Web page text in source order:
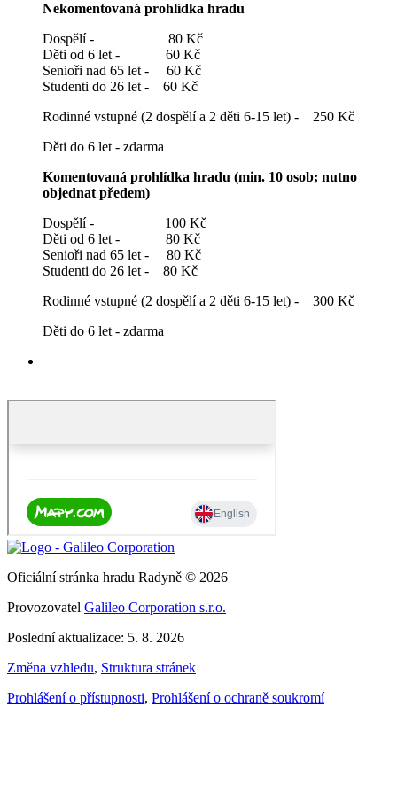
Nekomentovaná prohlídka hradu
Dospělí - 80 Kč
Děti od 6 let - 60 Kč
Senioři nad 65 let - 60 Kč
Studenti do 26 let - 60 Kč
Rodinné vstupné (2 dospělí a 2 děti 6-15 let) - 250 Kč
Děti do 6 let - zdarma
Komentovaná prohlídka hradu (min. 10 osob; nutno
objednat předem)
Dospělí - 100 Kč
Děti od 6 let - 80 Kč
Senioři nad 65 let - 80 Kč
Studenti do 26 let - 80 Kč
Rodinné vstupné (2 dospělí a 2 děti 6-15 let) - 300 Kč
Děti do 6 let - zdarma
Oficiální stránka hradu Radyně © 2026
Provozovatel Galileo Corporation s.r.o.
Poslední aktualizace: 5. 8. 2026
Změna vzhledu, Struktura stránek
Prohlášení o přístupnosti, Prohlášení o ochraně soukromí